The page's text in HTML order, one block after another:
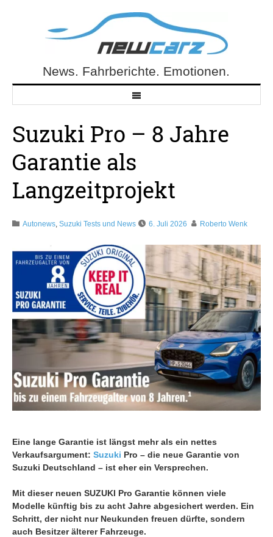
NewCarz.deNews. Fahrberichte. Emotionen.
Suzuki Pro – 8 Jahre
Garantie als
Langzeitprojekt
Autonews, Suzuki Tests und News 6. Juli 2026 Roberto Wenk
Eine lange Garantie ist längst mehr als ein nettes
Verkaufsargument: Suzuki Pro – die neue Garantie von
Suzuki Deutschland – ist eher ein Versprechen.
Mit dieser neuen SUZUKI Pro Garantie können viele
Modelle künftig bis zu acht Jahre abgesichert werden. Ein
Schritt, der nicht nur Neukunden freuen dürfte, sondern
auch Besitzer älterer Fahrzeuge.